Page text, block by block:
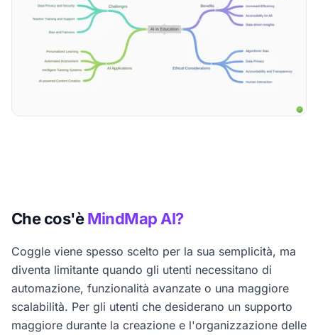
Che cos'èMindMap AI?
Coggle viene spesso scelto per la sua semplicità, ma
diventa limitante quando gli utenti necessitano di
automazione, funzionalità avanzate o una maggiore
scalabilità. Per gli utenti che desiderano un supporto
maggiore durante la creazione e l'organizzazione delle